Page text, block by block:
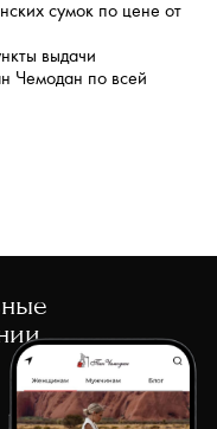
сумок по цене от
выдачи
Чемодан по всей